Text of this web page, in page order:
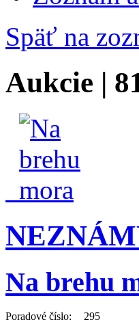
Späť na
Aukcie |
Na brehu
Poradové číslo:
295